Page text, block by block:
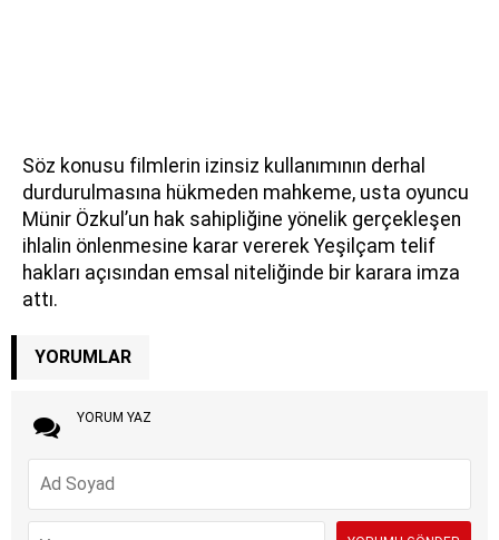
Söz konusu filmlerin izinsiz kullanımının derhal
durdurulmasına hükmeden mahkeme, usta oyuncu
Münir Özkul’un hak sahipliğine yönelik gerçekleşen
ihlalin önlenmesine karar vererek Yeşilçam telif
hakları açısından emsal niteliğinde bir karara imza
attı.
YORUMLAR
YORUM YAZ